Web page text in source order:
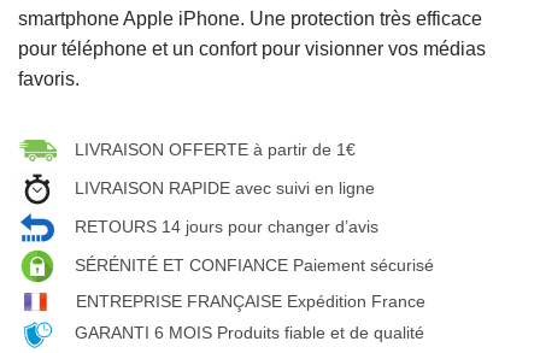
smartphone Apple iPhone. Une protection très efficace
pour téléphone et un confort pour visionner vos médias
favoris.
LIVRAISON OFFERTE à partir de 1€
LIVRAISON RAPIDE avec suivi en ligne
RETOURS 14 jours pour changer d’avis
SÉRÉNITÉ ET CONFIANCE Paiement sécurisé
ENTREPRISE FRANÇAISE Expédition France
GARANTI 6 MOIS Produits fiable et de qualité